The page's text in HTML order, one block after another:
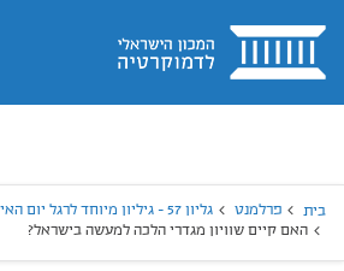
בית
בית פרלמנט
גליון 57 - גיליון מיוחד לרגל יום האישה הבין-לאומי (גיליון 57)
האם קיים שוויון מגדרי הלכה למעשה בישראל?